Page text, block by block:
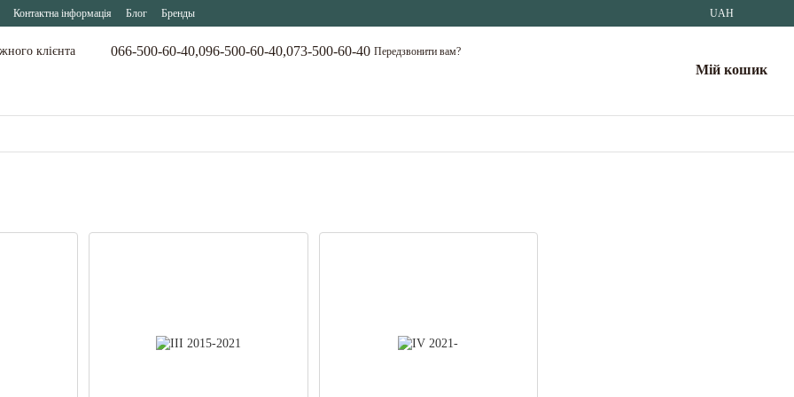
Контактна інформація Блог Бренды UAH
клієнта 066-500-60-40,096-500-60-40,073-500-60-40 Передзвонити вам?
Мій кошик